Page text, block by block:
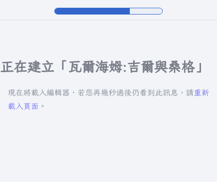
正在建立「瓦爾海姆:吉爾與桑格」
現在將載入編輯器，若您再幾秒過後仍看到此訊息，請重新
載入頁面 。